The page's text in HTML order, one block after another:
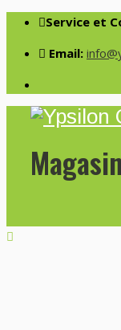
Service et
Email: